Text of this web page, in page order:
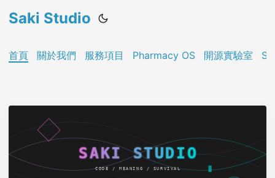
Saki Studio
首頁 關於我們 服務項目 Pharmacy OS 開源實驗室